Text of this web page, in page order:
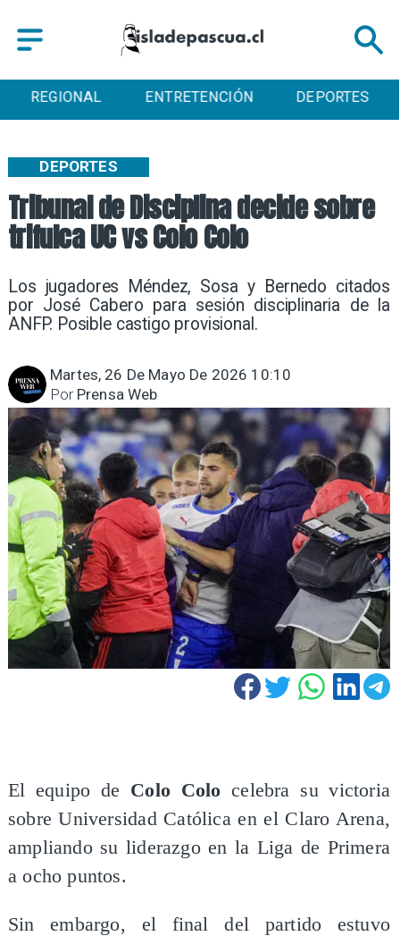
REGIONAL ENTRETENCIÓN DEPORTES
Tribunal de Disciplina decide sobre
trifulca UC vs Colo Colo
Los jugadores Méndez, Sosa y Bernedo citados
por José Cabero para sesión disciplinaria de la
ANFP. Posible castigo provisional.
DEPORTES
Martes, 26 De Mayo De 2026 10:10
Prensa Web
Por
El equipo de Colo Colo celebra su victoria
sobre Universidad Católica en el Claro Arena,
ampliando su liderazgo en la Liga de Primera
a ocho puntos.
Sin embargo, el final del partido estuvo